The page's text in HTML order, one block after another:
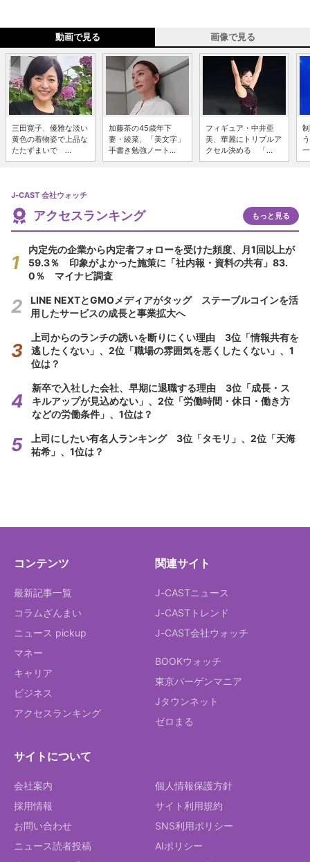
動画で見る 画像で見る
三田寛子、優雅な淡い
黄色の着物姿で上品な
たたずまいで ...
加藤茶の45歳年下
妻・綾菜、「美文字」
手書き勉強ノート...
フィギュア・中井亜
美、華麗にトリプルア
クセル決める 「...
J-CAST 会社ウォッチ
アクセスランキング もっと見る
内定先の企業から内定者フォローを受けた頻度、月1回以上が
59.3％ 印象がよかった施策に「社内報・資料の共有」83.
0％ マイナビ調査
LINE NEXTとGMOメディアがタッグ ステーブルコインを活
用したサービスの成長と事業拡大へ
上司からのランチの誘いを断りにくい理由 3位「情報共有を
逃したくない」、2位「職場の雰囲気を悪くしたくない」、1
位は？
新卒で入社した会社、早期に退職する理由 3位「成長・ス
キルアップが見込めない」、2位「労働時間・休日・働き方
などの労働条件」、1位は？
上司にしたい有名人ランキング 3位「タモリ」、2位「天海
祐希」、1位は？
コンテンツ
最新記事一覧
コラムざんまい
ニュース pickup
マネー
キャリア
ビジネス
アクセスランキング
関連サイト
J-CASTニュース
J-CASTトレンド
J-CAST会社ウォッチ
BOOKウォッチ
東京バーゲンマニア
Jタウンネット
ゼロまる
サイトについて
会社案内
採用情報
お問い合わせ
ニュース読者投稿
個人情報保護方針
サイト利用規約
SNS利用ポリシー
AIポリシー